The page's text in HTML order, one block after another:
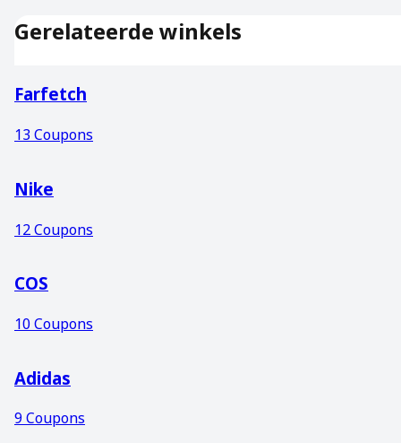
Gerelateerde winkels
Farfetch
13 Coupons
Nike
12Coupons
COS
10Coupons
Adidas
9 Coupons